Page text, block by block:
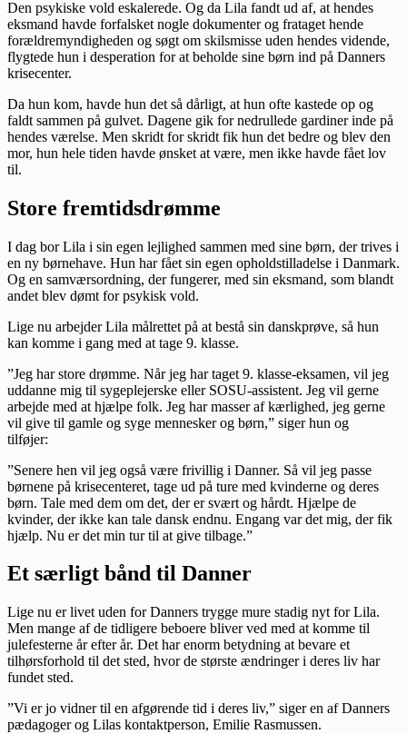
Den psykiske vold eskalerede. Og da Lila fandt ud af, at hendes
eksmand havde forfalsket nogle dokumenter og frataget hende
forældremyndigheden og søgt om skilsmisse uden hendes vidende,
flygtede hun i desperation for at beholde sine børn ind på Danners
krisecenter.
Da hun kom, havde hun det så dårligt, at hun ofte kastede op og
faldt sammen på gulvet. Dagene gik for nedrullede gardiner inde på
hendes værelse. Men skridt for skridt fik hun det bedre og blev den
mor, hun hele tiden havde ønsket at være, men ikke havde fået lov
til.
Store fremtidsdrømme
I dag bor Lila i sin egen lejlighed sammen med sine børn, der trives i
en ny børnehave. Hun har fået sin egen opholdstilladelse i Danmark.
Og en samværsordning, der fungerer, med sin eksmand, som blandt
andet blev dømt for psykisk vold.
Lige nu arbejder Lila målrettet på at bestå sin danskprøve, så hun
kan komme i gang med at tage 9. klasse.
”Jeg har store drømme. Når jeg har taget 9. klasse-eksamen, vil jeg
uddanne mig til sygeplejerske eller SOSU-assistent. Jeg vil gerne
arbejde med at hjælpe folk. Jeg har masser af kærlighed, jeg gerne
vil give til gamle og syge mennesker og børn,” siger hun og
tilføjer:
”Senere hen vil jeg også være frivillig i Danner. Så vil jeg passe
børnene på krisecenteret, tage ud på ture med kvinderne og deres
børn. Tale med dem om det, der er svært og hårdt. Hjælpe de
kvinder, der ikke kan tale dansk endnu. Engang var det mig, der fik
hjælp. Nu er det min tur til at give tilbage.”
Et særligt bånd til Danner
Lige nu er livet uden for Danners trygge mure stadig nyt for Lila.
Men mange af de tidligere beboere bliver ved med at komme til
julefesterne år efter år. Det har enorm betydning at bevare et
tilhørsforhold til det sted, hvor de største ændringer i deres liv har
fundet sted.
”Vi er jo vidner til en afgørende tid i deres liv,” siger en af Danners
pædagoger og Lilas kontaktperson, Emilie Rasmussen.